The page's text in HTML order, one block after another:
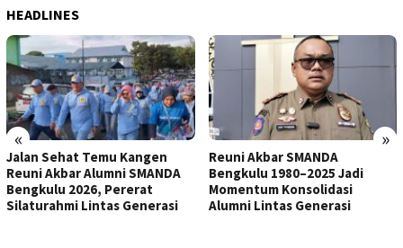
HEADLINES
« »
Jalan Sehat Temu Kangen
Reuni Akbar Alumni SMANDA
Bengkulu 2026, Pererat
Silaturahmi Lintas Generasi
Reuni Akbar SMANDA
Bengkulu 1980–2025 Jadi
Momentum Konsolidasi
Alumni Lintas Generasi